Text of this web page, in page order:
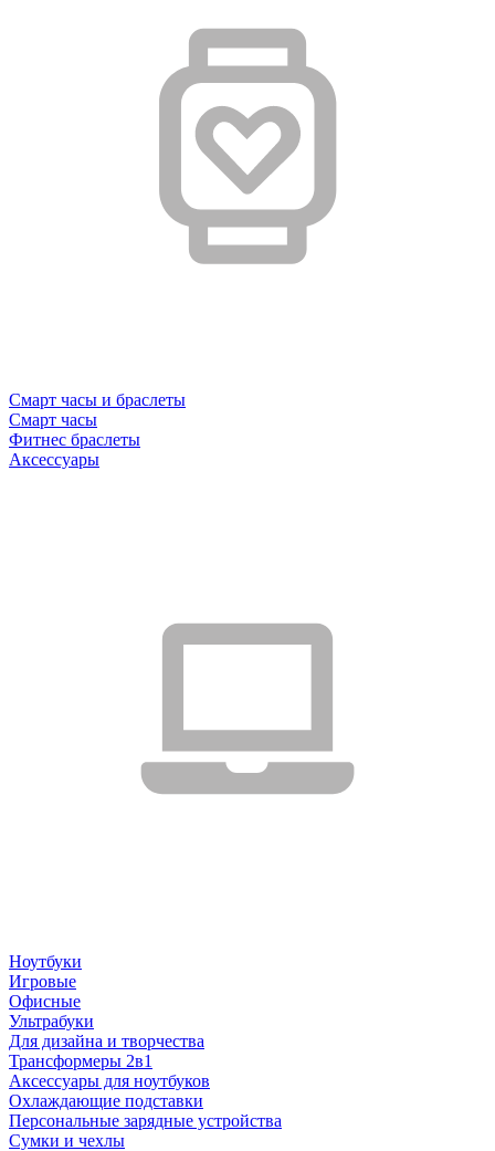
Смарт часы и браслеты
Смарт часы
Фитнес браслеты
Аксессуары
Ноутбуки
Игровые
Офисные
Ультрабуки
Для дизайна и творчества
Трансформеры 2в1
Аксессуары для ноутбуков
Охлаждающие подставки
Персональные зарядные устройства
Сумки и чехлы